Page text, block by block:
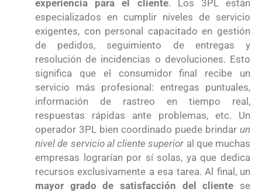
experiencia para el cliente. Los 3PL están
especializados en cumplir niveles de servicio
exigentes, con personal capacitado en gestión
de pedidos, seguimiento de entregas y
resolución de incidencias o devoluciones. Esto
significa que el consumidor final recibe un
servicio más profesional: entregas puntuales,
información de rastreo en tiempo real,
respuestas rápidas ante problemas, etc. Un
operador 3PL bien coordinado puede brindar un
nivel de servicio al cliente superior al que muchas
empresas lograrían por sí solas, ya que dedica
recursos exclusivamente a esa tarea. Al final, un
mayor grado de satisfacción del cliente se